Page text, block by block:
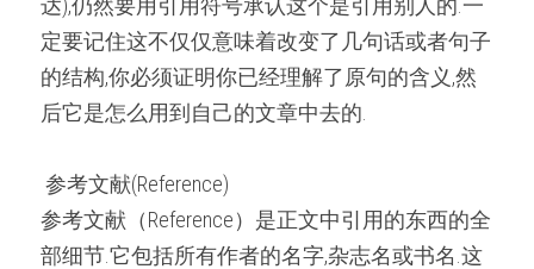
达),仍然要用引用符号承认这个是引用别人的.一
定要记住这不仅仅意味着改变了几句话或者句子
的结构,你必须证明你已经理解了原句的含义,然
后它是怎么用到自己的文章中去的.
参考文献(Reference)
参考文献（Reference）是正文中引用的东西的全
部细节.它包括所有作者的名字,杂志名或书名.这